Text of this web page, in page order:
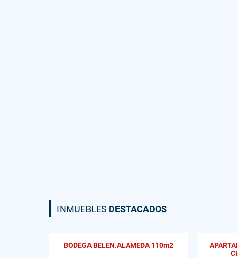
INMUEBLES DESTACADOS
BODEGA BELEN.ALAMEDA 110m2